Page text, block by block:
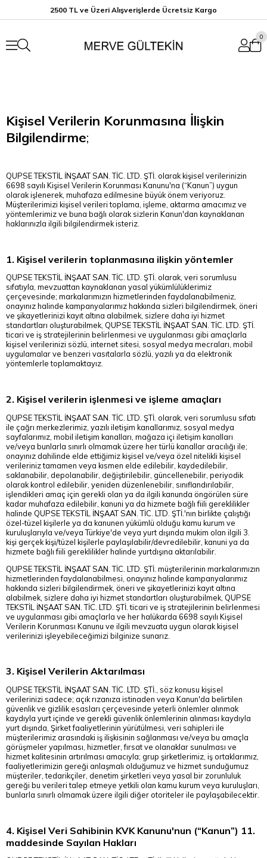
2500 TL ve Üzeri Alışverişlerde Ücretsiz Kargo
0
Kişisel Verilerin Korunmasına İlişkin
Bilgilendirme;
QUPSE TEKSTİL İNŞAAT SAN. TİC. LTD. ŞTİ. olarak kişisel verilerinizin
6698 sayılı Kişisel Verilerin Korunması Kanunu'na (“Kanun”) uygun
olarak işlenerek, muhafaza edilmesine büyük önem veriyoruz.
Müşterilerimizi kişisel verileri toplama, işleme, aktarma amacımız ve
yöntemlerimiz ve buna bağlı olarak sizlerin Kanun'dan kaynaklanan
haklarınızla ilgili bilgilendirmek isteriz.
1. Kişisel verilerin toplanmasına ilişkin yöntemler
QUPSE TEKSTİL İNŞAAT SAN. TİC. LTD. ŞTİ. olarak, veri sorumlusu
sıfatıyla, mevzuattan kaynaklanan yasal yükümlülüklerimiz
çerçevesinde; markalarımızın hizmetlerinden faydalanabilmeniz,
onayınız halinde kampanyalarımız hakkında sizleri bilgilendirmek, öneri
ve şikayetlerinizi kayıt altına alabilmek, sizlere daha iyi hizmet
standartları oluşturabilmek, QUPSE TEKSTİL İNŞAAT SAN. TİC. LTD. ŞTİ.
ticari ve iş stratejilerinin belirlenmesi ve uygulanması gibi amaçlarla
kişisel verilerinizi sözlü, internet sitesi, sosyal medya mecraları, mobil
uygulamalar ve benzeri vasıtalarla sözlü, yazılı ya da elektronik
yöntemlerle toplamaktayız.
2. Kişisel verilerin işlenmesi ve işleme amaçları
QUPSE TEKSTİL İNŞAAT SAN. TİC. LTD. ŞTİ. olarak, veri sorumlusu sıfatı
ile çağrı merkezlerimiz, yazılı iletişim kanallarımız, sosyal medya
sayfalarımız, mobil iletişim kanalları, mağaza içi iletişim kanalları
ve/veya bunlarla sınırlı olmamak üzere her türlü kanallar aracılığı ile;
onayınız dahilinde elde ettiğimiz kişisel ve/veya özel nitelikli kişisel
verileriniz tamamen veya kısmen elde edilebilir, kaydedilebilir,
saklanabilir, depolanabilir, değiştirilebilir, güncellenebilir, periyodik
olarak kontrol edilebilir, yeniden düzenlenebilir, sınıflandırılabilir,
işlendikleri amaç için gerekli olan ya da ilgili kanunda öngörülen süre
kadar muhafaza edilebilir, kanuni ya da hizmete bağlı fiili gereklilikler
halinde QUPSE TEKSTİL İNŞAAT SAN. TİC. LTD. ŞTİ.'nın birlikte çalıştığı
özel-tüzel kişilerle ya da kanunen yükümlü olduğu kamu kurum ve
kuruluşlarıyla ve/veya Türkiye'de veya yurt dışında mukim olan ilgili 3.
kişi gerçek kişi/tüzel kişilerle paylaşılabilir/devredilebilir, kanuni ya da
hizmete bağlı fiili gereklilikler halinde yurtdışına aktarılabilir.
QUPSE TEKSTİL İNŞAAT SAN. TİC. LTD. ŞTİ. müşterilerinin markalarımızın
hizmetlerinden faydalanabilmesi, onayınız halinde kampanyalarımız
hakkında sizleri bilgilendirmek, öneri ve şikayetlerinizi kayıt altına
alabilmek, sizlere daha iyi hizmet standartları oluşturabilmek, QUPSE
TEKSTİL İNŞAAT SAN. TİC. LTD. ŞTİ. ticari ve iş stratejilerinin belirlenmesi
ve uygulanması gibi amaçlarla ve her halükarda 6698 sayılı Kişisel
Verilerin Korunması Kanunu ve ilgili mevzuata uygun olarak kişisel
verilerinizi işleyebileceğimizi bilginize sunarız.
3. Kişisel Verilerin Aktarılması
QUPSE TEKSTİL İNŞAAT SAN. TİC. LTD. ŞTİ., söz konusu kişisel
verilerinizi sadece; açık rızanıza istinaden veya Kanun'da belirtilen
güvenlik ve gizlilik esasları çerçevesinde yeterli önlemler alınmak
kaydıyla yurt içinde ve gerekli güvenlik önlemlerinin alınması kaydıyla
yurt dışında, Şirket faaliyetlerinin yürütülmesi, veri sahipleri ile
müşterilerimiz arasındaki iş ilişkisinin sağlanması ve/veya bu amaçla
görüşmeler yapılması, hizmetler, fırsat ve olanaklar sunulması ve
hizmet kalitesinin artırılması amacıyla; grup şirketlerimiz, iş ortaklarımız,
faaliyetlerimizin gereği anlaşmalı olduğumuz ve hizmet sunduğumuz
müşteriler, tedarikçiler, denetim şirketleri veya yasal bir zorunluluk
gereği bu verileri talep etmeye yetkili olan kamu kurum veya kuruluşları,
bunlarla sınırlı olmamak üzere ilgili diğer otoriteler ile paylaşabilecektir.
4. Kişisel Veri Sahibinin KVK Kanunu'nun (“Kanun”) 11.
maddesinde Sayılan Hakları